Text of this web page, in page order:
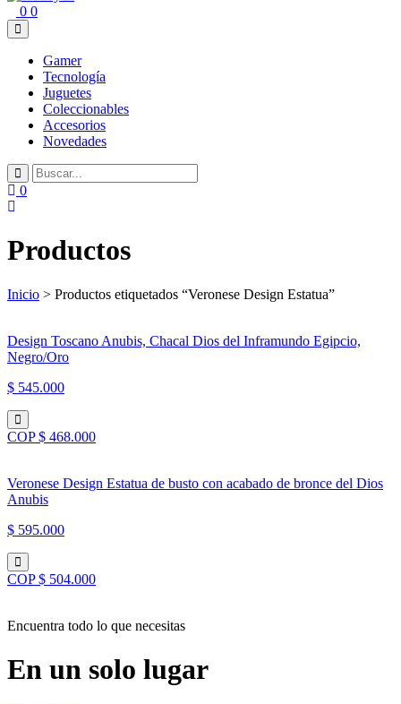
0 0
Gamer
Tecnología
Juguetes
Coleccionables
Accesorios
Novedades
0
Productos
Inicio > Productos etiquetados “Veronese Design Estatua”
Design Toscano Anubis, Chacal Dios del Inframundo Egipcio,
Negro/Oro
$ 545.000
COP $ 468.000
Veronese Design Estatua de busto con acabado de bronce del Dios
Anubis
$ 595.000
COP $ 504.000
Encuentra todo lo que necesitas
En un solo lugar